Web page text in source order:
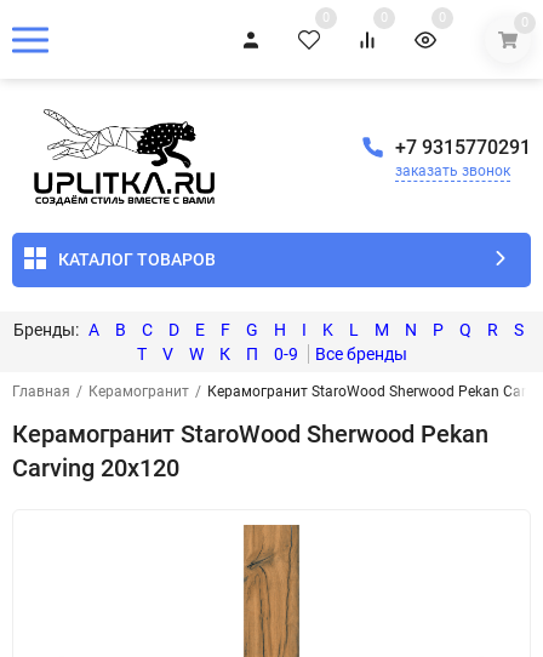
0 0 0 0
+7 9315770291
заказать звонок
КАТАЛОГ ТОВАРОВ
A B C D E F G H I K L M N P Q R
S
T
V W К П 0-9
Главная / Керамогранит / Керамогранит StaroWood Sherwood Pekan
Керамогранит StaroWood Sherwood Pekan
Carving 20x120